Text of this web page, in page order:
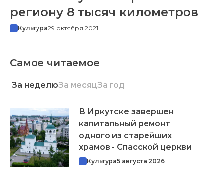
региону 8 тысяч километров
Культура29 октября 2021
Самое читаемое
За неделюЗа месяцЗа год
В Иркутске завершен
капитальный ремонт
одного из старейших
храмов - Спасской церкви
Культура5 августа 2026